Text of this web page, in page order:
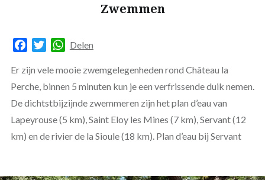
Zwemmen
FacebookTwitterWhatsApp
Delen
Er zijn vele mooie zwemgelegenheden rond Château la
Perche, binnen 5 minuten kun je een verfrissende duik nemen.
De dichtstbijzijnde zwemmeren zijn het plan d’eau van
Lapeyrouse (5 km), Saint Eloy les Mines (7 km), Servant (12
km) en de rivier de la Sioule (18 km). Plan d’eau bij Servant